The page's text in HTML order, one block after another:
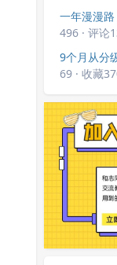
一年漫漫
496 · 评论
9个月从分
69 · 收藏